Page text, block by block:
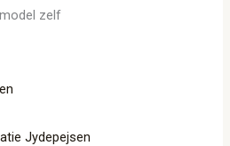
zelf
Jydepejsen